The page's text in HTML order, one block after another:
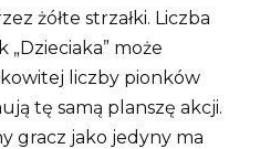
żółte strzałki. Liczba
może
liczby pionków
tę samą planszę akcji.
gracz jako jedyny ma